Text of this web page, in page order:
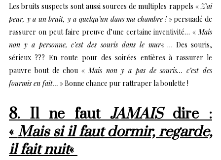
Les bruits suspects sont aussi sources de multiples rappels «Z’ai
peur, y a un bruit, y a quelqu’un dans ma chambre ! » persuadé de
rassurer on peut faire preuve d’une certaine inventivité… «Mais
non y a personne, c’est des souris dans le mur« … Des souris,
sérieux ??? En route pour des soirées entières à rassurer le
pauvre bout de chou «Mais non y a pas de souris… c’est des
fourmis en fait… » Bonne chance pur rattraper la boulette !
8. Il ne faut JAMAISdire :
« Mais si il faut dormir, regarde,
il fait nuit«